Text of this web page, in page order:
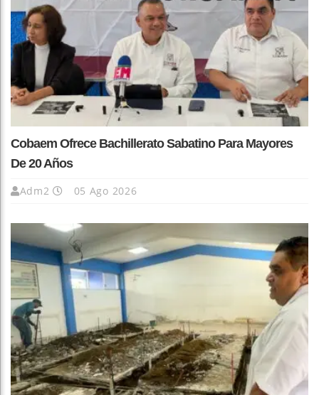
Cobaem Ofrece Bachillerato Sabatino Para Mayores
De 20 Años
Adm2 05 Ago 2026